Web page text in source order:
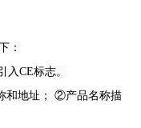
：
CE标志。
地址； ②产品名称描